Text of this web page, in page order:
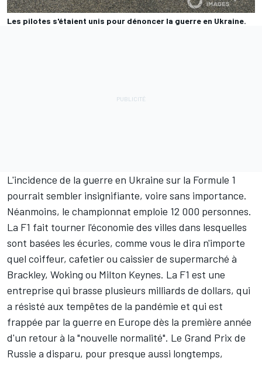
Les pilotes s'étaient unis pour dénoncer la guerre en Ukraine.
L'incidence de la guerre en Ukraine sur la Formule 1
pourrait sembler insignifiante, voire sans importance.
Néanmoins, le championnat emploie 12 000 personnes.
La F1 fait tourner l'économie des villes dans lesquelles
sont basées les écuries, comme vous le dira n'importe
quel coiffeur, cafetier ou caissier de supermarché à
Brackley, Woking ou Milton Keynes. La F1 est une
entreprise qui brasse plusieurs milliards de dollars, qui
a résisté aux tempêtes de la pandémie et qui est
frappée par la guerre en Europe dès la première année
d'un retour à la "nouvelle normalité". Le Grand Prix de
Russie a disparu, pour presque aussi longtemps,